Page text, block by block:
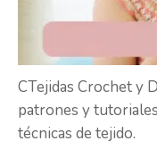
CTejidas Crochet y
patrones y
técnicas de tejido.